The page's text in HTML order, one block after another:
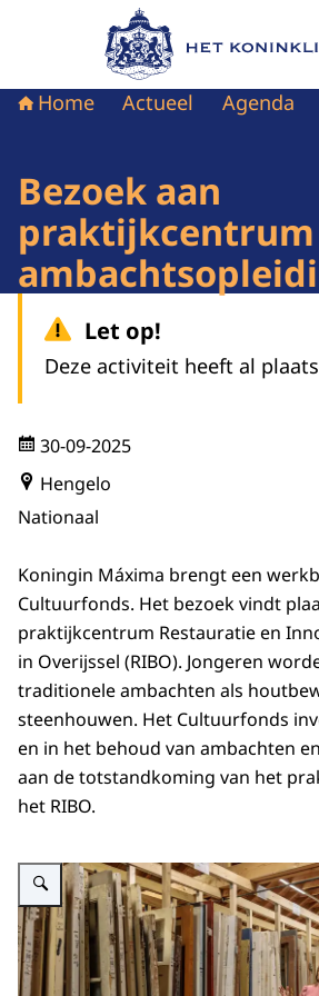
Naar de homepage van
Home Actueel Agenda
Bezoek aan
Let op!
Deze activiteit heeft al
30-09-2025
Hengelo
Nationaal
Koningin Máxima brengt een
Cultuurfonds. Het bezoek vindt
praktijkcentrum Restauratie en
in Overijssel (RIBO). Jongeren
traditionele ambachten als
steenhouwen. Het Cultuurfonds
en in het behoud van ambachten
aan de totstandkoming van het
het RIBO.
Vergroot afbeelding Koningin Máxima